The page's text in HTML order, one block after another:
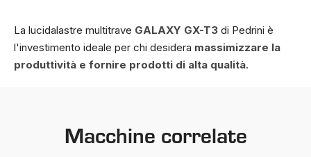
La lucidalastre multitrave GALAXY GX-T3 di Pedrini è
l'investimento ideale per chi desidera massimizzare la
produttività e fornire prodotti di alta qualità.
Macchine correlate